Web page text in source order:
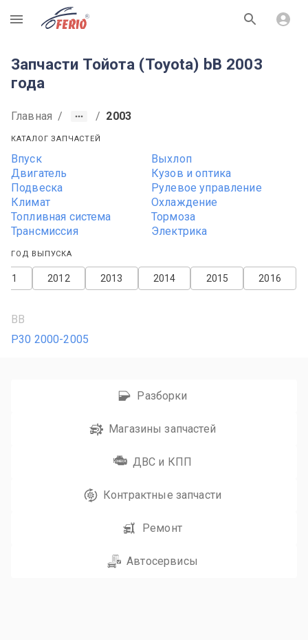
R
Запчасти Тойота (Toyota) bB 2003
года
Главная / / 2003
КАТАЛОГ ЗАПЧАСТЕЙ
Впуск
Выхлоп
Двигатель
Кузов и оптика
Подвеска
Рулевое управление
Климат
Охлаждение
Топливная система
Тормоза
Трансмиссия
Электрика
ГОД ВЫПУСКА
2016
2015
2014
2013
2012
BB
P30 2000-2005
Разборки
Магазины запчастей
ДВС и КПП
Контрактные запчасти
Ремонт
Автосервисы